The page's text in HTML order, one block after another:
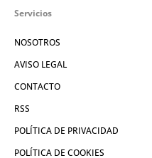
Servicios
NOSOTROS
AVISO LEGAL
CONTACTO
RSS
POLÍTICA DE PRIVACIDAD
POLÍTICA DE COOKIES